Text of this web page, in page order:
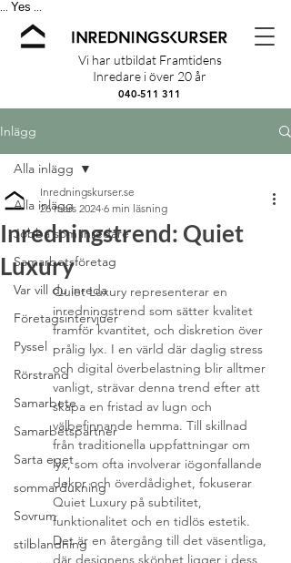
Yes
Vi har utbildat Framtidens
Inredare i över 20 år
040-511 311
Inlägg
Alla inlägg
Jobba som inredare
Samarbetsföretag
Var vill du inreda
Företagsintervjuer
Pyssel
Rörstrand
Samarbete
Samarbetspartner
Sarta eget
sommardukning
Sovrum
stilblandning
Alla inlägg
Inredningstrend: Quiet
Luxury
Inredningskurser.se
26 mars 2024 6 min läsning
Quiet Luxury representerar en
inredningstrend som sätter kvalitet
framför kvantitet, och diskretion över
prålig lyx. I en värld där daglig stress
och digital överbelastning blir alltmer
vanligt, strävar denna trend efter att
skapa en fristad av lugn och
välbefinnande hemma. Till skillnad
från traditionella uppfattningar om
lyx, som ofta involverar iögonfallande
dekor och överdådighet, fokuserar
Quiet Luxury på subtilitet,
funktionalitet och en tidlös estetik.
Det är en återgång till det väsentliga,
där designens skönhet ligger i dess